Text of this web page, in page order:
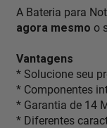
A Bateria para
agora mesmo o
Vantagens
* Solucione seu
* Componentes
* Garantia de 14
* Diferentes